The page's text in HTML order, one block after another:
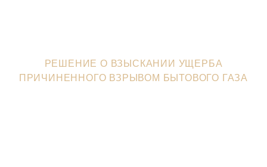
РЕШЕНИЕ О ВЗЫСКАНИИ УЩЕРБА
ПРИЧИНЕННОГО ВЗРЫВОМ БЫТОВОГО ГАЗА